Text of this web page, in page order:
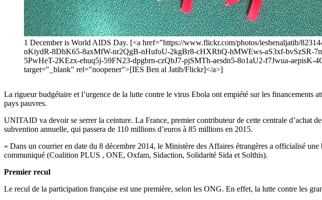
1 December is World AIDS Day. [<a href="https://www.flickr.com/photos/iesbenaljatib/
nKiydR-8DhK65-8axMfW-nr2QgB-nHufoU-2kgBr8-cHXRhQ-hMWEws-aS3xf-bvSzSR-
5PwHeT-2KEzx-ehuq5j-59FN23-dpgbrn-czQbJ7-pjSMTh-aesdn5-8o1aU2-f7Jwua-
target="_blank" rel="noopener">[IES Ben al Jatib/Flickr]</a>]
La rigueur budgétaire et l’urgence de la lutte contre le virus Ebola ont empiété sur les
pays pauvres.
UNITAID va devoir se serrer la ceinture. La France, premier contributeur de cette centrale d’achat
subvention annuelle, qui passera de 110 millions d’euros à 85 millions en 2015.
« Dans un courrier en date du 8 décembre 2014, le Ministère des Affaires étrangères a officialisé
communiqué (Coalition PLUS , ONE, Oxfam, Sidaction, Solidarité Sida et Solthis).
Premier recul
Le recul de la participation française est une première, selon les ONG. En effet, la lutte contre les